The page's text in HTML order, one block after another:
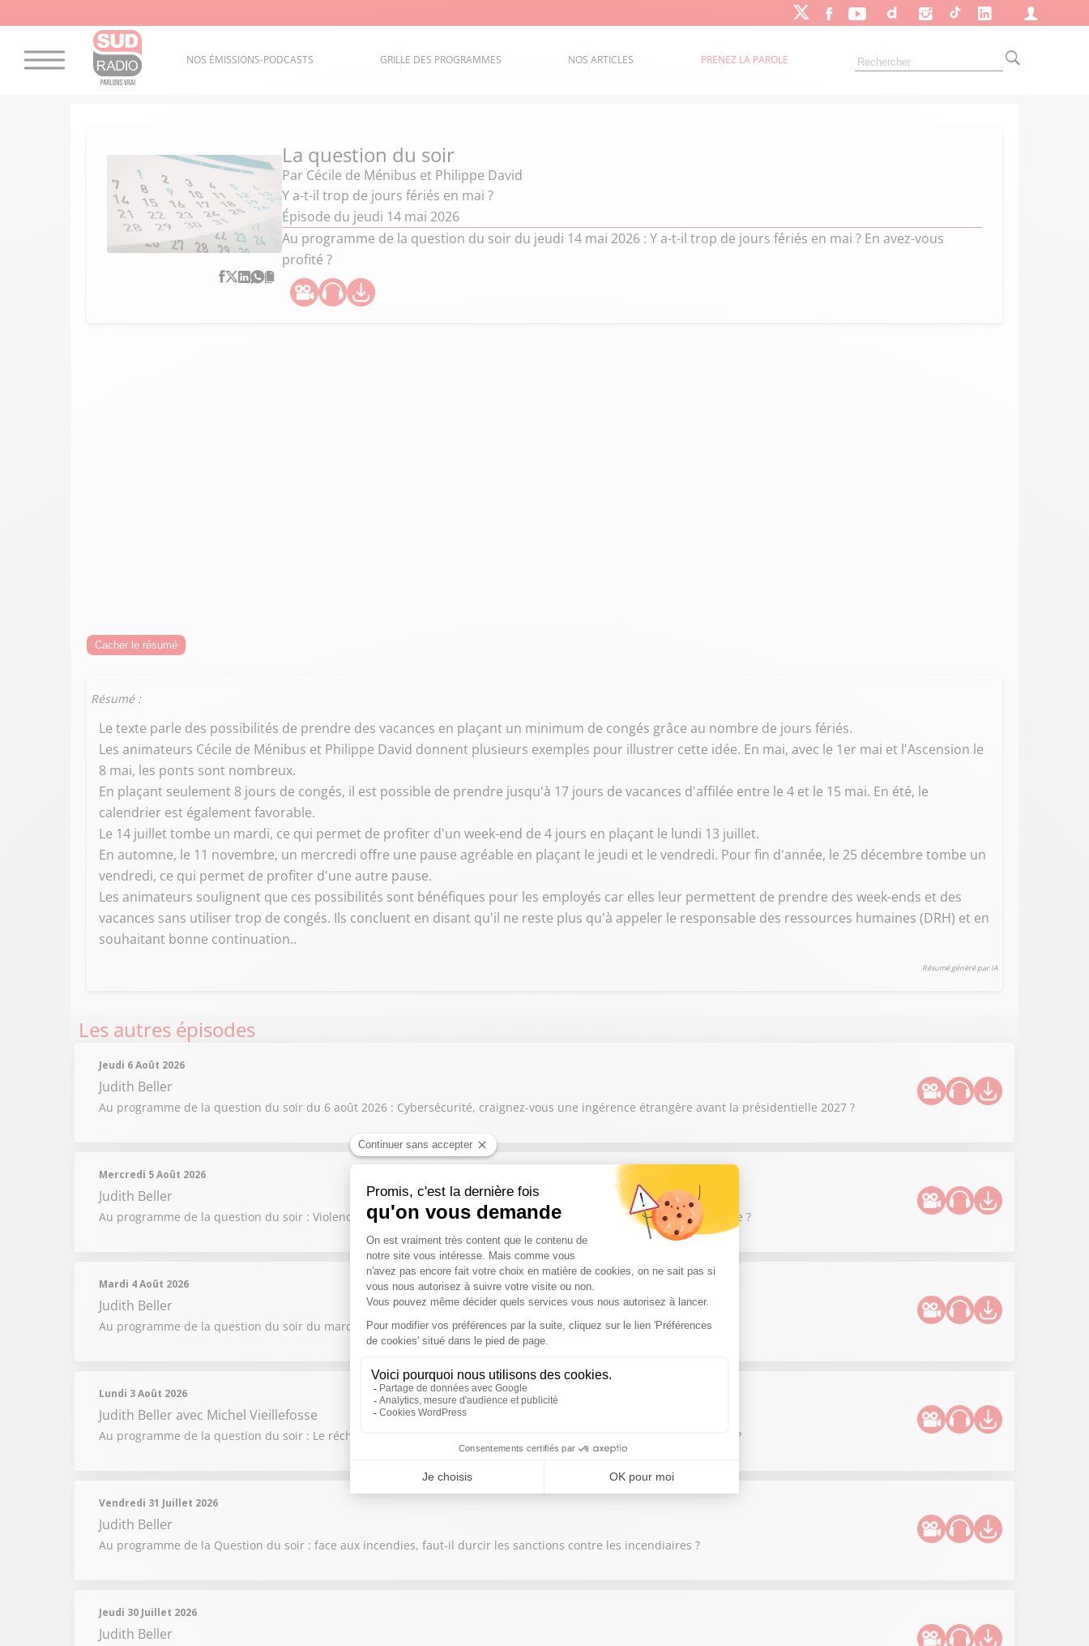
NOS ÉMISSIONS-PODCASTS GRILLE DES PROGRAMMES NOS ARTICLES PRENEZ LA PAROLE
La question du soir
Par Cécile de Ménibus et Philippe David
Y a-t-il trop de jours fériés en mai ?
Épisode du jeudi 14 mai 2026
Au programme de la question du soir du jeudi 14 mai 2026 : Y a-t-il trop de jours fériés en mai ? En avez-vous
profité ?
Cacher le résumé
Résumé :
Le texte parle des possibilités de prendre des vacances en plaçant un minimum de congés grâce au nombre de jours fériés.
Les animateurs Cécile de Ménibus et Philippe David donnent plusieurs exemples pour illustrer cette idée. En mai, avec le 1er mai et l'Ascension le
8 mai, les ponts sont nombreux.
En plaçant seulement 8 jours de congés, il est possible de prendre jusqu'à 17 jours de vacances d'affilée entre le 4 et le 15 mai. En été, le
calendrier est également favorable.
Le 14 juillet tombe un mardi, ce qui permet de profiter d'un week-end de 4 jours en plaçant le lundi 13 juillet.
En automne, le 11 novembre, un mercredi offre une pause agréable en plaçant le jeudi et le vendredi. Pour fin d'année, le 25 décembre tombe un
vendredi, ce qui permet de profiter d'une autre pause.
Les animateurs soulignent que ces possibilités sont bénéfiques pour les employés car elles leur permettent de prendre des week-ends et des
vacances sans utiliser trop de congés. Ils concluent en disant qu'il ne reste plus qu'à appeler le responsable des ressources humaines (DRH) et en
souhaitant bonne continuation..
Résumé généré par IA
Les autres épisodes
Jeudi 6 Août 2026
Judith Beller
Au programme de la question du soir du 6 août 2026 : Cybersécurité, craignez-vous une ingérence étrangère avant la présidentielle 2027 ?
Mercredi 5 Août 2026
Judith Beller
Au programme de la question du soir : Violences contre les femmes, la détention provisoire doit-elle être automatique ?
Mardi 4 Août 2026
Judith Beller
Au programme de la question du soir du mardi 4 août 2026 : Ceuta, faut-il exclure l’Espagne de l’Union Européenne ?
Lundi 3 Août 2026
Judith Beller avec Michel Vieillefosse
Au programme de la question du soir : Le réchauffement climatique doit-il être la priorité de la France et de l’Europe ?
Vendredi 31 Juillet 2026
Judith Beller
Au programme de la Question du soir : face aux incendies, faut-il durcir les sanctions contre les incendiaires ?
Jeudi 30 Juillet 2026
Judith Beller